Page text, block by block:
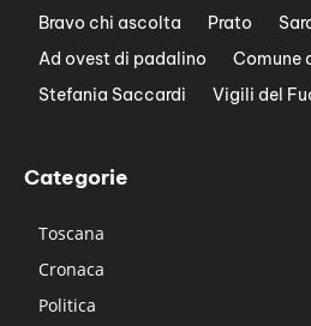
Bravo chi ascolta
Prato
Ad ovest di padalino
Comune
Stefania Saccardi
Vigili del
Categorie
Toscana
Cronaca
Politica